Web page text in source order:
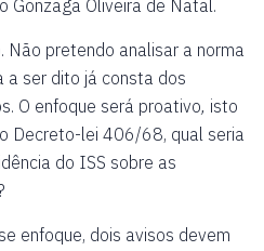
Gonzaga Oliveira de Natal.
pretendo analisar a norma
a ser dito já consta dos
O enfoque será proativo, isto
Decreto-lei 406/68, qual seria
do ISS sobre as
enfoque, dois avisos devem